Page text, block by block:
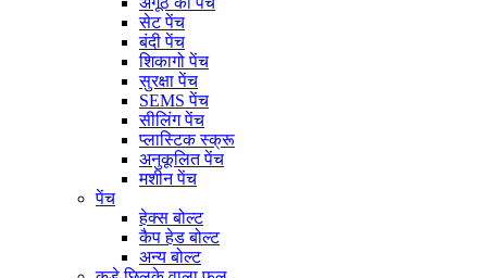
सेट पेंच
बंदी पेंच
शिकागो पेंच
सुरक्षा पेंच
SEMS पेंच
सीलिंग पेंच
प्लास्टिक स्क्रू
अनुकूलित पेंच
मशीन पेंच
पेंच
हेक्स बोल्ट
कैप हेड बोल्ट
अन्य बोल्ट